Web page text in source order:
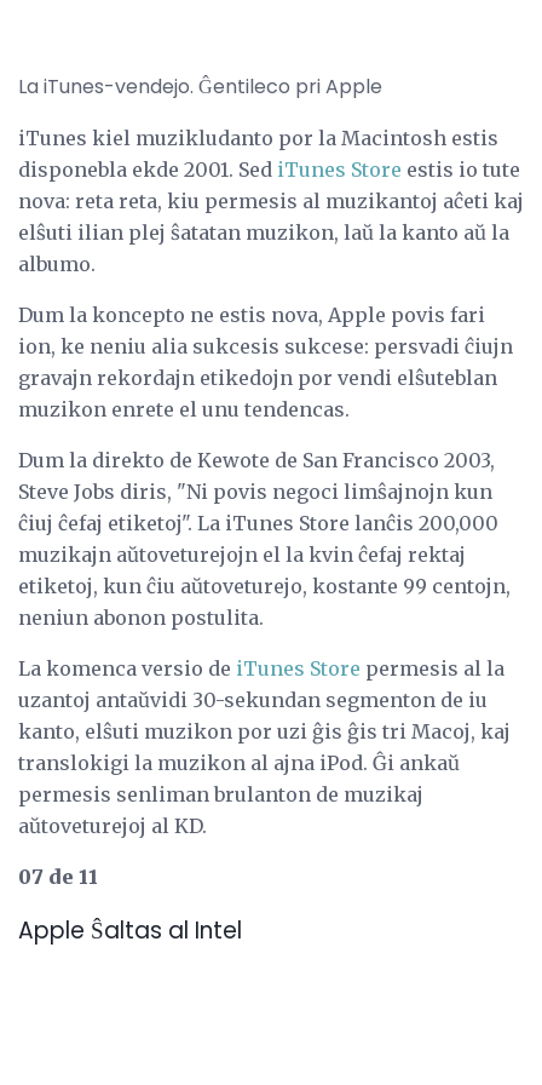
La iTunes-vendejo. Ĝentileco pri Apple
iTunes kiel muzikludanto por la Macintosh estis
disponebla ekde 2001. Sed iTunes Store estis io tute
nova: reta reta, kiu permesis al muzikantoj aĉeti kaj
elŝuti ilian plej ŝatatan muzikon, laŭ la kanto aŭ la
albumo.
Dum la koncepto ne estis nova, Apple povis fari
ion, ke neniu alia sukcesis sukcese: persvadi ĉiujn
gravajn rekordajn etikedojn por vendi elŝuteblan
muzikon enrete el unu tendencas.
Dum la direkto de Kewote de San Francisco 2003,
Steve Jobs diris, "Ni povis negoci limŝajnojn kun
ĉiuj ĉefaj etiketoj". La iTunes Store lanĉis 200,000
muzikajn aŭtoveturejojn el la kvin ĉefaj rektaj
etiketoj, kun ĉiu aŭtoveturejo, kostante 99 centojn,
neniun abonon postulita.
La komenca versio de iTunes Store permesis al la
uzantoj antaŭvidi 30-sekundan segmenton de iu
kanto, elŝuti muzikon por uzi ĝis ĝis tri Macoj, kaj
translokigi la muzikon al ajna iPod. Ĝi ankaŭ
permesis senliman brulanton de muzikaj
aŭtoveturejoj al KD.
07 de 11
Apple Ŝaltas al Intel